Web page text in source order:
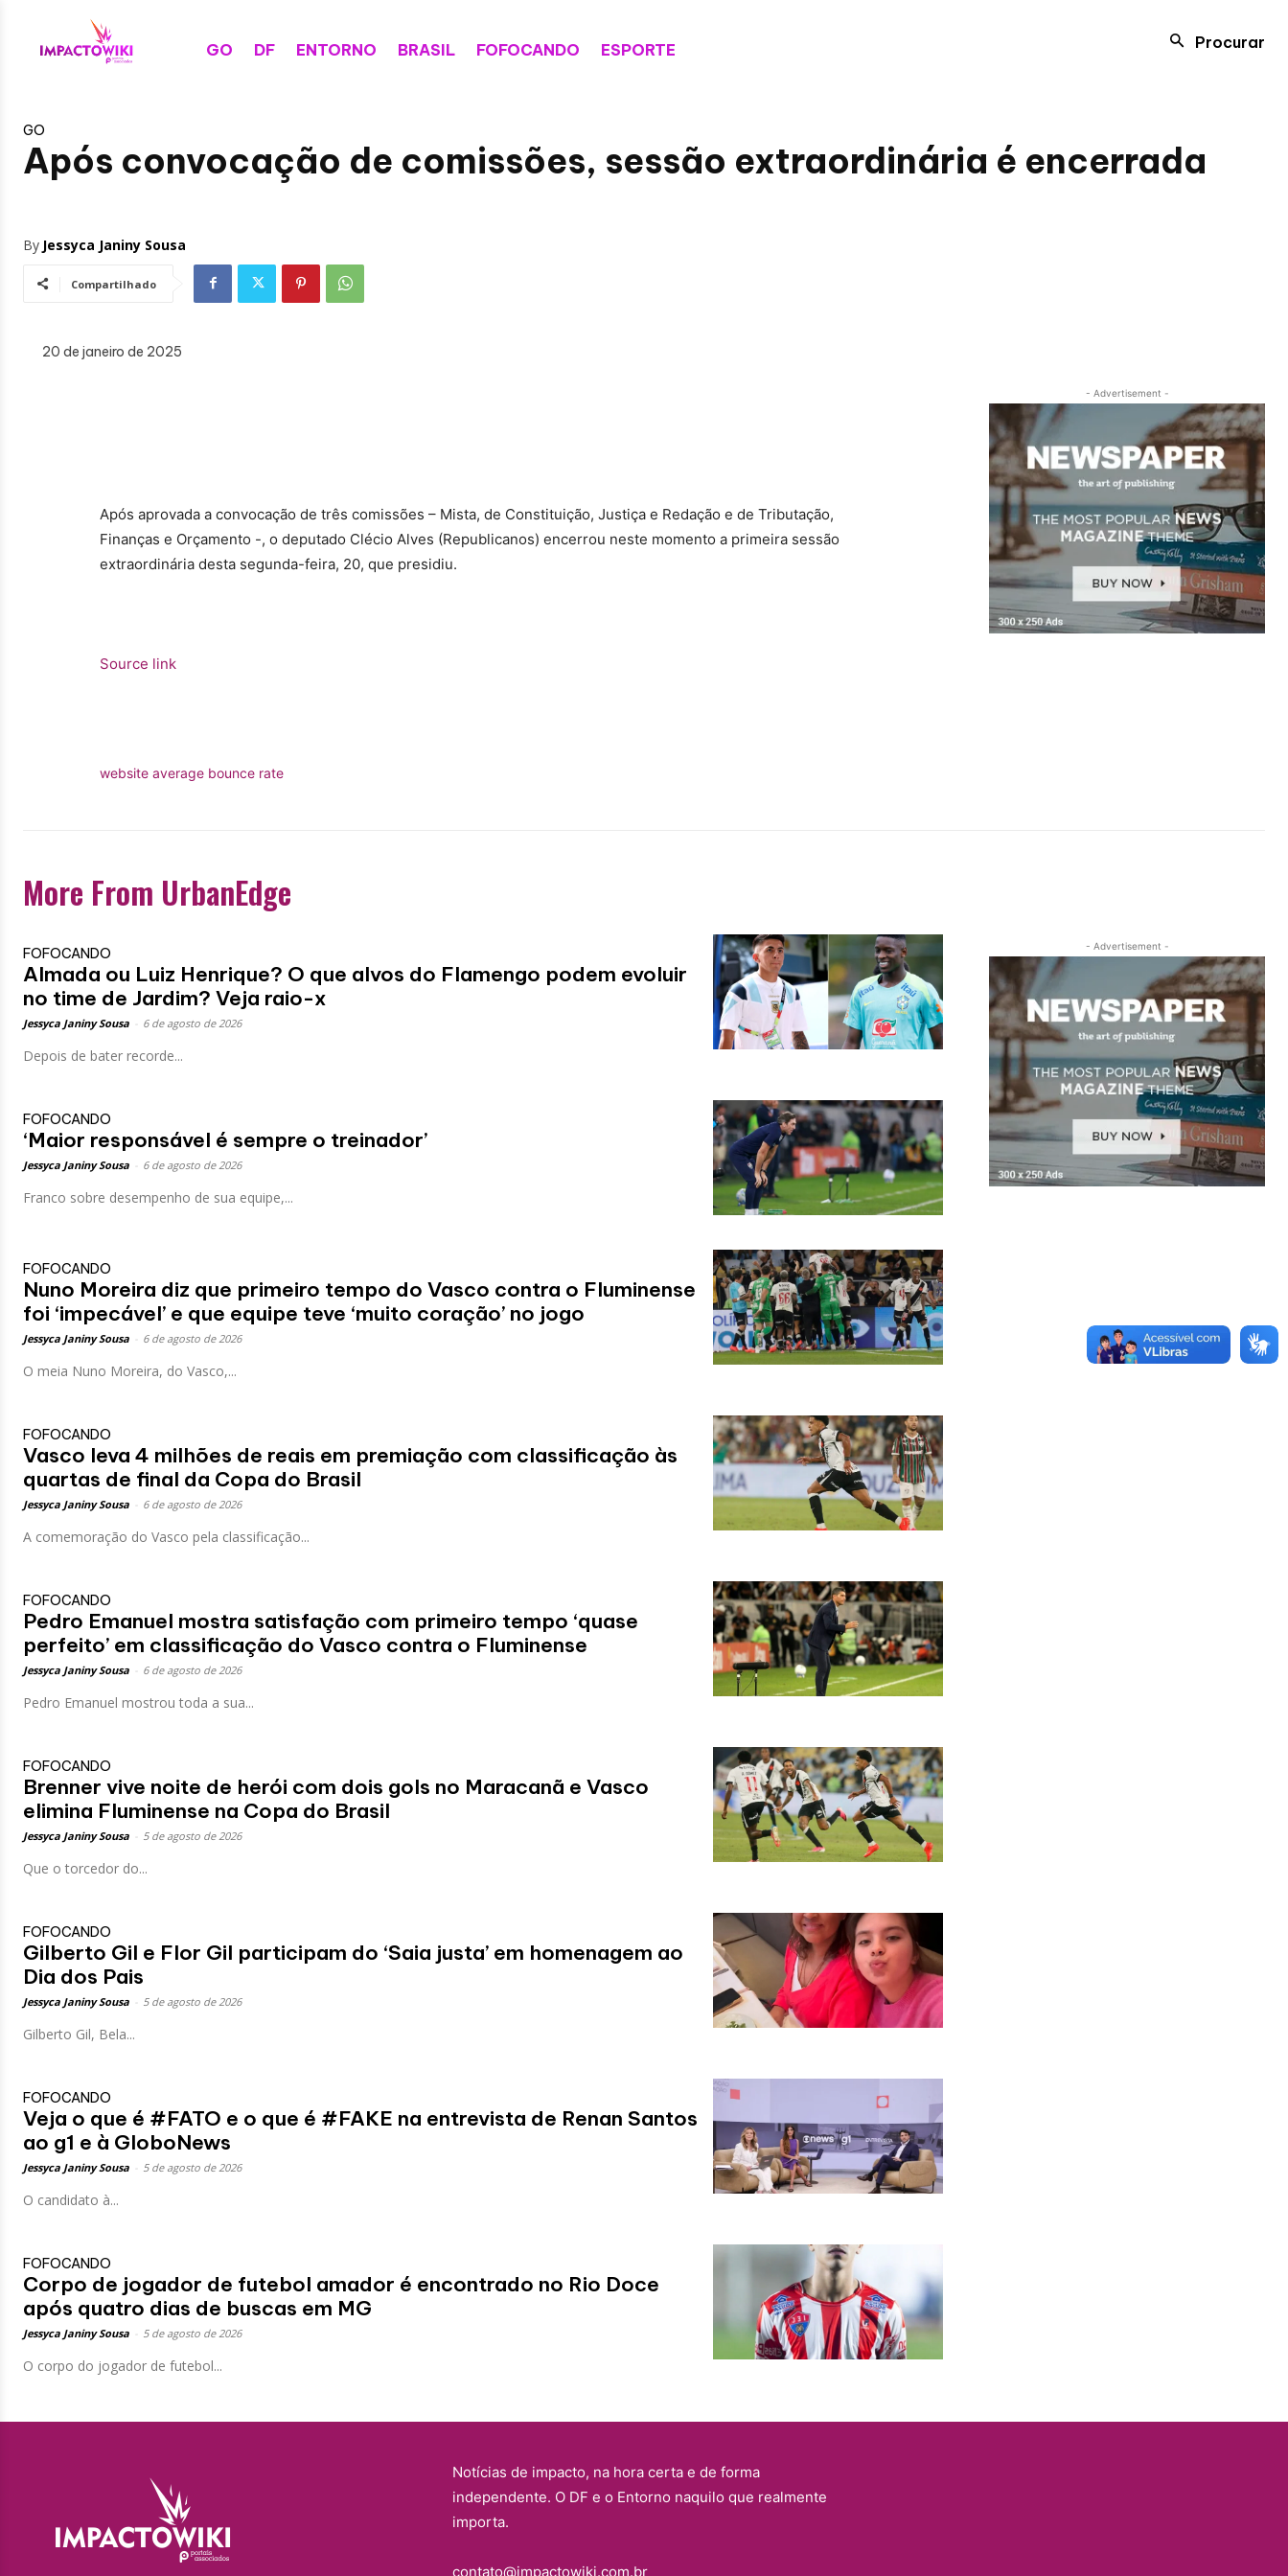
GO DF ENTORNO BRASIL FOFOCANDO ESPORTE Procurar
GO
Após convocação de comissões, sessão extraordinária é encerrada
By Jessyca Janiny Sousa
Compartilhado
20 de janeiro de 2025
Após aprovada a convocação de três comissões – Mista, de Constituição, Justiça e Redação e de Tributação,
Finanças e Orçamento -, o deputado Clécio Alves (Republicanos) encerrou neste momento a primeira sessão
extraordinária desta segunda-feira, 20, que presidiu.
Source link
website average bounce rate
- Advertisement -
More From UrbanEdge
FOFOCANDO
Almada ou Luiz Henrique? O que alvos do Flamengo podem evoluir
no time de Jardim? Veja raio-x
Jessyca Janiny Sousa 6 de agosto de 2026
Depois de bater recorde...
FOFOCANDO
‘Maior responsável é sempre o treinador’
Jessyca Janiny Sousa 6 de agosto de 2026
Franco sobre desempenho de sua equipe,...
FOFOCANDO
Nuno Moreira diz que primeiro tempo do Vasco contra o Fluminense
foi ‘impecável’ e que equipe teve ‘muito coração’ no jogo
Jessyca Janiny Sousa 6 de agosto de 2026
O meia Nuno Moreira, do Vasco,...
FOFOCANDO
Vasco leva 4 milhões de reais em premiação com classificação às
quartas de final da Copa do Brasil
Jessyca Janiny Sousa 6 de agosto de 2026
A comemoração do Vasco pela classificação...
FOFOCANDO
Pedro Emanuel mostra satisfação com primeiro tempo ‘quase
perfeito’ em classificação do Vasco contra o Fluminense
Jessyca Janiny Sousa 6 de agosto de 2026
Pedro Emanuel mostrou toda a sua...
FOFOCANDO
Brenner vive noite de herói com dois gols no Maracanã e Vasco
elimina Fluminense na Copa do Brasil
Jessyca Janiny Sousa 5 de agosto de 2026
Que o torcedor do...
FOFOCANDO
Gilberto Gil e Flor Gil participam do ‘Saia justa’ em homenagem ao
Dia dos Pais
Jessyca Janiny Sousa 5 de agosto de 2026
Gilberto Gil, Bela...
FOFOCANDO
Veja o que é #FATO e o que é #FAKE na entrevista de Renan Santos
ao g1 e à GloboNews
Jessyca Janiny Sousa 5 de agosto de 2026
O candidato à...
FOFOCANDO
Corpo de jogador de futebol amador é encontrado no Rio Doce
após quatro dias de buscas em MG
Jessyca Janiny Sousa 5 de agosto de 2026
O corpo do jogador de futebol...
- Advertisement -
Notícias de impacto, na hora certa e de forma
independente. O DF e o Entorno naquilo que realmente
importa.
contato@impactowiki.com.br